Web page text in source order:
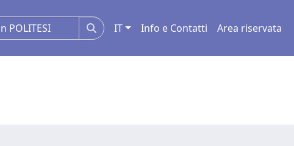
IT Info e Contatti Area riservata